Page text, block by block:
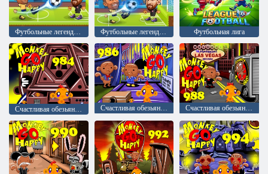
Футбольные легенды 2026 Футбольные легенды 2026 года Футбольная лига
Счастливая обезьянка: уровень 986 Счастливая обезьянка: уровень 988